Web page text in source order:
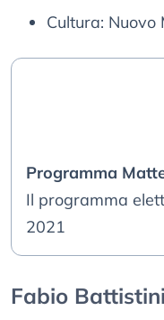
Cultura:
Programma
Il programma
2021
Fabio